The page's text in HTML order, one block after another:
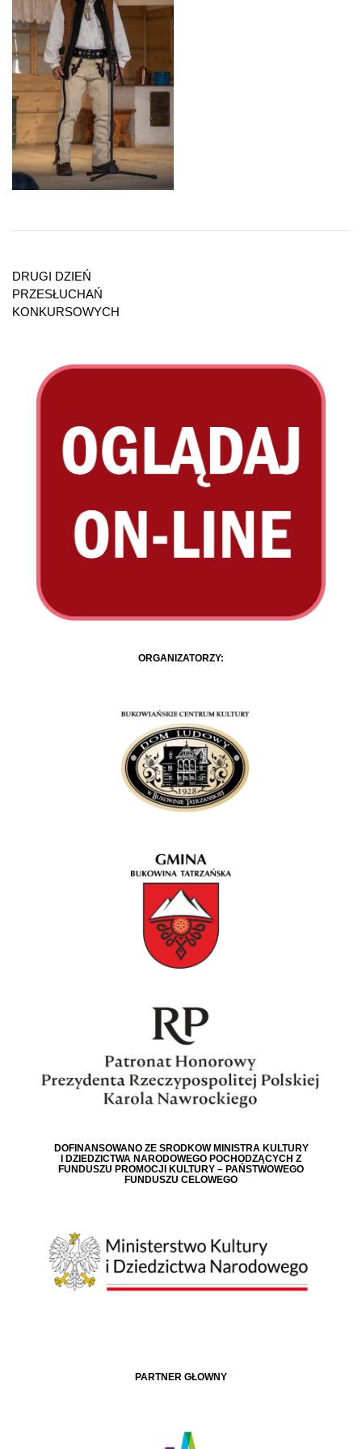
wpisu
DRUGI DZIEŃ
PRZESŁUCHAŃ
KONKURSOWYCH
ORGANIZATORZY:
DOFINANSOWANO ZE ŚRODKÓW MINISTRA KULTURY
I DZIEDZICTWA NARODOWEGO POCHODZĄCYCH Z
FUNDUSZU PROMOCJI KULTURY – PAŃSTWOWEGO
FUNDUSZU CELOWEGO
PARTNER GŁÓWNY